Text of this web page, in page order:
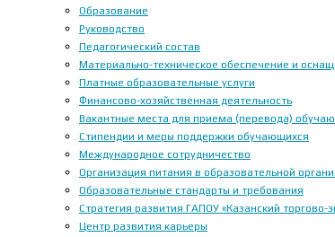
Образование
Руководство
Педагогический состав
Материально-техническое обеспечение и
Платные образовательные услуги
Финансово-хозяйственная деятельность
Вакантные места для приема (перевода)
Стипендии и меры поддержки обучающихся
Международное сотрудничество
Организация питания в образовательной
Образовательные стандарты и требования
Стратегия развития ГАПОУ «Казанский торгово-
Центр развития карьеры